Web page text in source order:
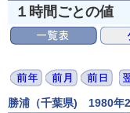
１時間ごとの値
勝浦（千葉県) 1980年